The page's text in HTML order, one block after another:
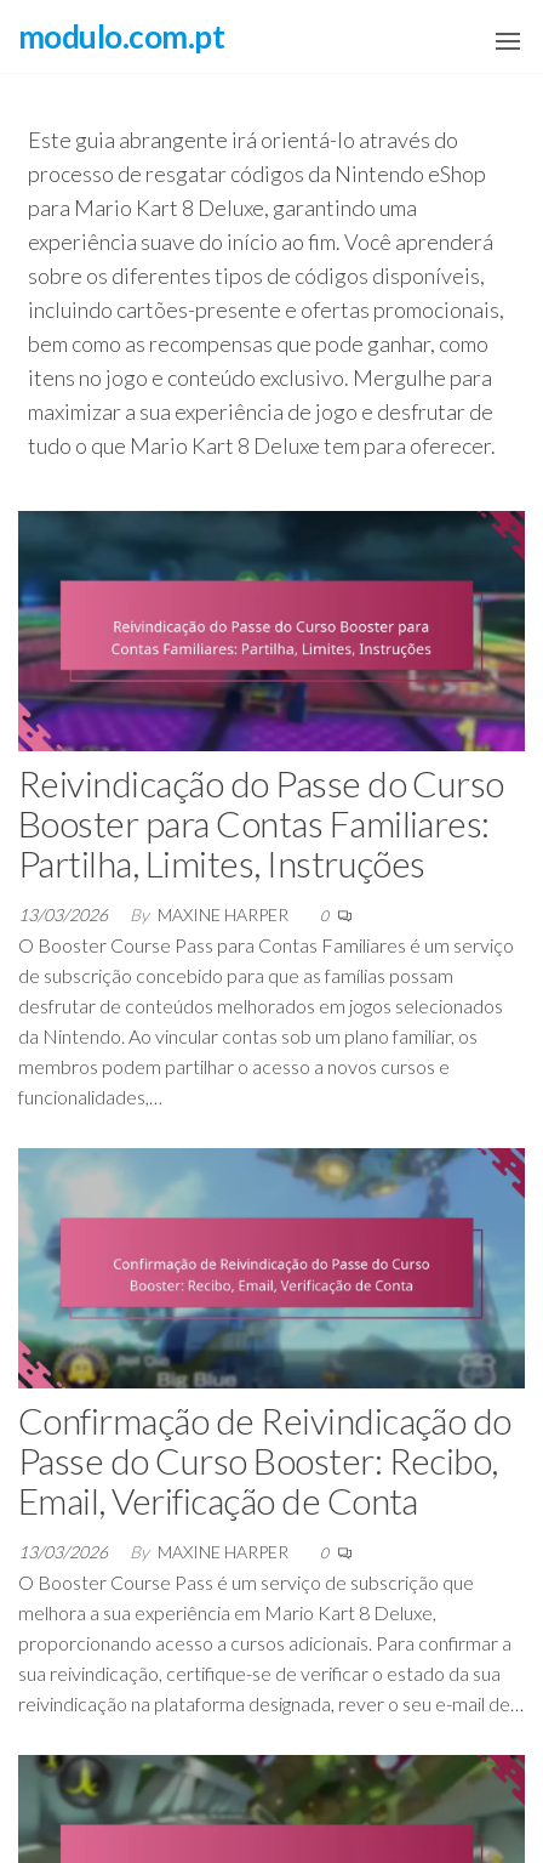
modulo.com.pt
Este guia abrangente irá orientá-lo através do
processo de resgatar códigos da Nintendo eShop
para Mario Kart 8 Deluxe, garantindo uma
experiência suave do início ao fim. Você aprenderá
sobre os diferentes tipos de códigos disponíveis,
incluindo cartões-presente e ofertas promocionais,
bem como as recompensas que pode ganhar, como
itens no jogo e conteúdo exclusivo. Mergulhe para
maximizar a sua experiência de jogo e desfrutar de
tudo o que Mario Kart 8 Deluxe tem para oferecer.
Reivindicação do Passe do Curso
Booster para Contas Familiares:
Partilha, Limites, Instruções
13/03/2026 By MAXINE HARPER 0
O Booster Course Pass para Contas Familiares é um serviço
de subscrição concebido para que as famílias possam
desfrutar de conteúdos melhorados em jogos selecionados
da Nintendo. Ao vincular contas sob um plano familiar, os
membros podem partilhar o acesso a novos cursos e
funcionalidades,…
Confirmação de Reivindicação do
Passe do Curso Booster: Recibo,
Email, Verificação de Conta
13/03/2026 By MAXINE HARPER 0
O Booster Course Pass é um serviço de subscrição que
melhora a sua experiência em Mario Kart 8 Deluxe,
proporcionando acesso a cursos adicionais. Para confirmar a
sua reivindicação, certifique-se de verificar o estado da sua
reivindicação na plataforma designada, rever o seu e-mail de…